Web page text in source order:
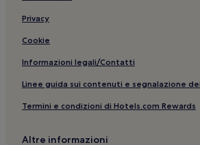
Privacy
Cookie
Informazioni legali/Contatti
Linee guida sui contenuti e segnalazione
Termini e condizioni di Hotels.com Rewards
Altre informazioni